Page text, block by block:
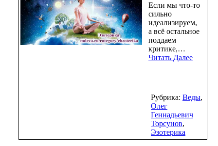
Если мы что-то
сильно
идеализируем,
а всё остальное
поддаем
критике,…
Читать Далее
Рубрика: Веды,
Олег
Геннадьевич
Торсунов,
Эзотерика